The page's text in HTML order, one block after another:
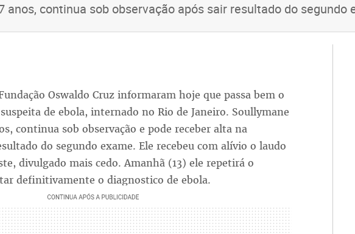
anos, continua sob observação após sair resultado do segundo
Oswaldo Cruz informaram hoje que passa bem o
de ebola, internado no Rio de Janeiro. Soullymane
continua sob observação e pode receber alta na
do segundo exame. Ele recebeu com alívio o laudo
divulgado mais cedo. Amanhã (13) ele repetirá o
definitivamente o diagnostico de ebola.